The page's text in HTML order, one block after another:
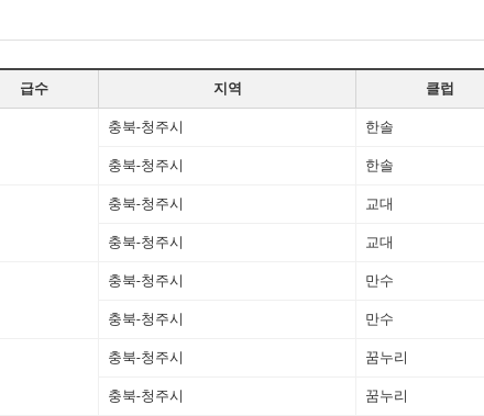
급수 지역 클럽
충북-청주시 한솔
충북-청주시 한솔
충북-청주시 교대
충북-청주시 교대
충북-청주시 만수
충북-청주시 만수
충북-청주시 꿈누리
충북-청주시 꿈누리